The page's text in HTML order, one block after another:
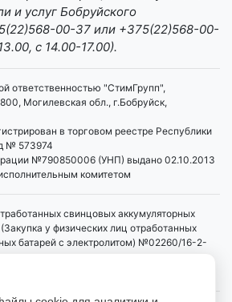
и услуг Бобруйского
00-37 или +375(22)568-00-
с 14.00-17.00).
ответственностью "СтимГрупп",
Могилевская обл., г.Бобруйск,
в торговом реестре Республики
№ 573974
№790850006 (УНП) выдано 02.10.2013
комитетом
свинцовых аккумуляторных
у физических лиц отработанных
батарей с электролитом) №02260/16-2-
Министерством промышленности РБ,